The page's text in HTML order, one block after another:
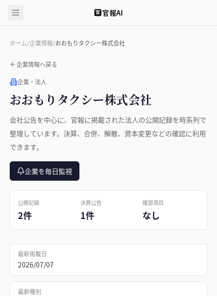
官 官報AI
ホーム/企業情報/おおもりタクシー株式会社
企業情報へ戻る
企業・法人
おおもりタクシー株式会社
会社公告を中心に、官報に掲載された法人の公開記録を時系列で
整理しています。決算、合併、解散、資本変更などの確認に利用
できます。
企業を毎日監視
公開記録
2件
決算公告
1件
確認項目
なし
最新掲載日
2026/07/07
最新種別